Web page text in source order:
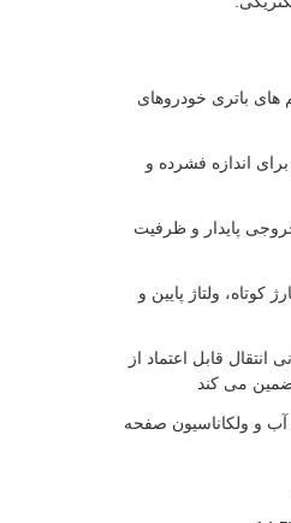
باتری خودروهای
اندازه فشرده و
پایدار و ظرفیت
ولتاژ پایین و
انتقال قابل اعتماد از
می کند
و ولکاناسیون صفحه